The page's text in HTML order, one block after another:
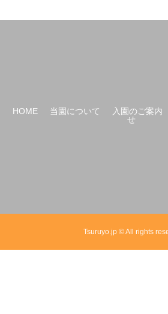
HOME 当園について 入園のご案内
せ
Tsuruyo.jp © All rights